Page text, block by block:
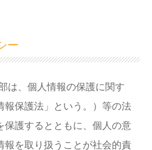
ー
は、個人情報の保護に関す
報保護法」という。）等の法
保護するとともに、個人の意
報を取り扱うことが社会的責